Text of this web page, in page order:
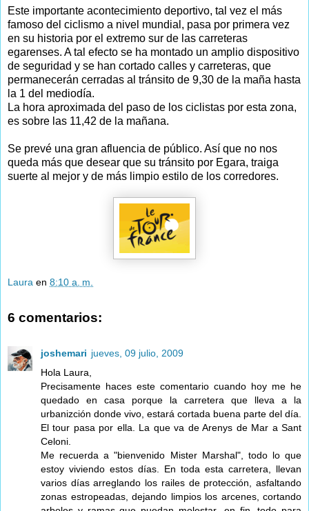
Este importante acontecimiento deportivo, tal vez el más
famoso del ciclismo a nivel mundial, pasa por primera vez
en su historia por el extremo sur de las carreteras
egarenses. A tal efecto se ha montado un amplio dispositivo
de seguridad y se han cortado calles y carreteras, que
permanecerán cerradas al tránsito de 9,30 de la maña hasta
la 1 del mediodía.
La hora aproximada del paso de los ciclistas por esta zona,
es sobre las 11,42 de la mañana.
Se prevé una gran afluencia de público. Así que no nos
queda más que desear que su tránsito por Egara, traiga
suerte al mejor y de más limpio estilo de los corredores.
Laura en 8:10 a. m.
6 comentarios:
joshemari jueves, 09 julio, 2009
Hola Laura,
Precisamente haces este comentario cuando hoy me he
quedado en casa porque la carretera que lleva a la
urbanizción donde vivo, estará cortada buena parte del día.
El tour pasa por ella. La que va de Arenys de Mar a Sant
Celoni.
Me recuerda a "bienvenido Mister Marshal", todo lo que
estoy viviendo estos días. En toda esta carretera, llevan
varios días arreglando los railes de protección, asfaltando
zonas estropeadas, dejando limpios los arcenes, cortando